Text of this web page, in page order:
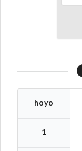
hoyo
1